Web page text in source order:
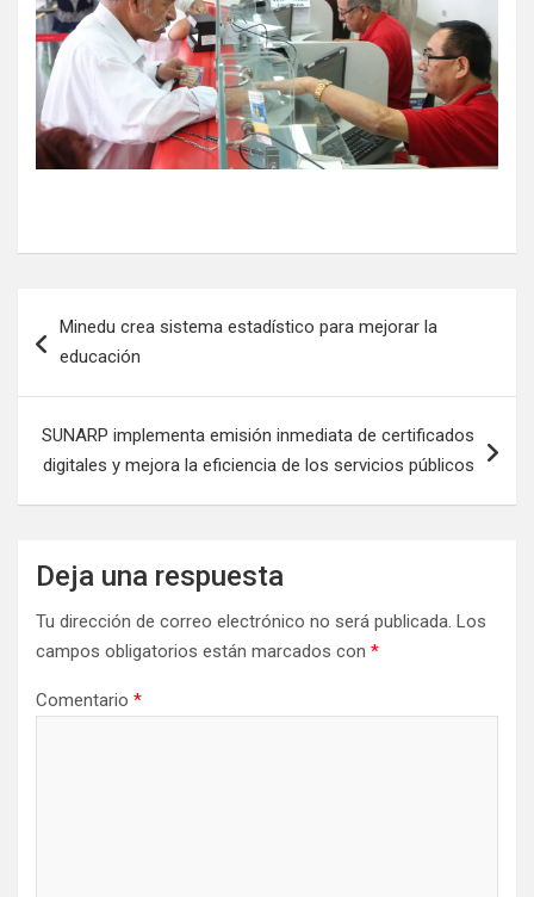
Minedu crea sistema estadístico para mejorar la
educación
SUNARP implementa emisión inmediata de certificados
digitales y mejora la eficiencia de los servicios públicos
Deja una respuesta
Tu dirección de correo electrónico no será publicada. Los
campos obligatorios están marcados con *
Comentario *